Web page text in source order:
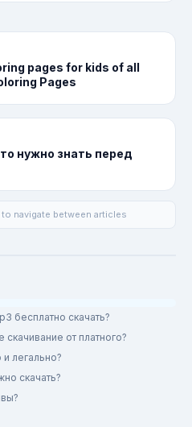
pages for kids of all
Pages
нужно знать перед
navigate between articles
бесплатно скачать?
от платного?
и легально?
скачать?